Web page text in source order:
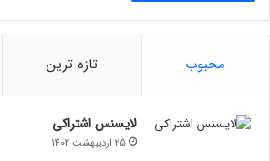
محبوب تازه ترین
لایسنس اشتراکی
25 اردیبهشت 1402